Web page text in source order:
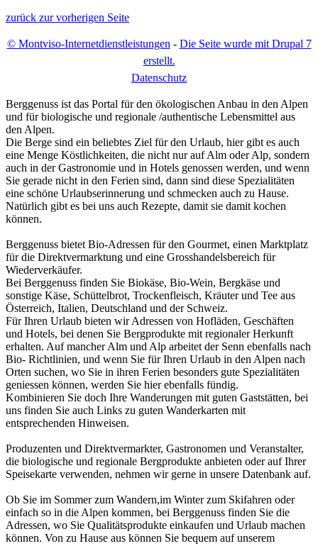
zurück zur vorherigen Seite
© Montviso-Internetdienstleistungen - Die Seite wurde mit Drupal 7
erstellt.
Datenschutz
Berggenuss ist das Portal für den ökologischen Anbau in den Alpen
und für biologische und regionale /authentische Lebensmittel aus
den Alpen.
Die Berge sind ein beliebtes Ziel für den Urlaub, hier gibt es auch
eine Menge Köstlichkeiten, die nicht nur auf Alm oder Alp, sondern
auch in der Gastronomie und in Hotels genossen werden, und wenn
Sie gerade nicht in den Ferien sind, dann sind diese Spezialitäten
eine schöne Urlaubserinnerung und schmecken auch zu Hause.
Natürlich gibt es bei uns auch Rezepte, damit sie damit kochen
können.
Berggenuss bietet Bio-Adressen für den Gourmet, einen Marktplatz
für die Direktvermarktung und eine Grosshandelsbereich für
Wiederverkäufer.
Bei Berggenuss finden Sie Biokäse, Bio-Wein, Bergkäse und
sonstige Käse, Schüttelbrot, Trockenfleisch, Kräuter und Tee aus
Österreich, Italien, Deutschland und der Schweiz.
Für Ihren Urlaub bieten wir Adressen von Hofläden, Geschäften
und Hotels, bei denen Sie Bergprodukte mit regionaler Herkunft
erhalten. Auf mancher Alm und Alp arbeitet der Senn ebenfalls nach
Bio- Richtlinien, und wenn Sie für Ihren Urlaub in den Alpen nach
Orten suchen, wo Sie in ihren Ferien besonders gute Spezialitäten
geniessen können, werden Sie hier ebenfalls fündig.
Kombinieren Sie doch Ihre Wanderungen mit guten Gaststätten, bei
uns finden Sie auch Links zu guten Wanderkarten mit
entsprechenden Hinweisen.
Produzenten und Direktvermarkter, Gastronomen und Veranstalter,
die biologische und regionale Bergprodukte anbieten oder auf Ihrer
Speisekarte verwenden, nehmen wir gerne in unsere Datenbank auf.
Ob Sie im Sommer zum Wandern,im Winter zum Skifahren oder
einfach so in die Alpen kommen, bei Berggenuss finden Sie die
Adressen, wo Sie Qualitätsprodukte einkaufen und Urlaub machen
können. Von zu Hause aus können Sie bequem auf unserem